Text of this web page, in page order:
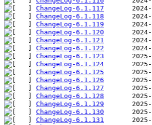
ChangeLog-6.1.117
ChangeLog-6.1.118
ChangeLog-6.1.119
ChangeLog-6.1.120
ChangeLog-6.1.121
ChangeLog-6.1.122
ChangeLog-6.1.123
ChangeLog-6.1.124
ChangeLog-6.1.125
ChangeLog-6.1.126
ChangeLog-6.1.127
ChangeLog-6.1.128
ChangeLog-6.1.129
ChangeLog-6.1.130
ChangeLog-6.1.131